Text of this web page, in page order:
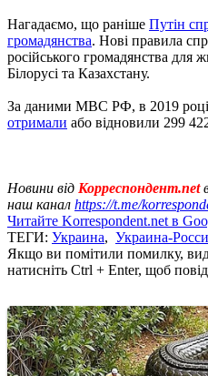
Нагадаємо, що раніше Путін
громадянства. Нові правила
російського громадянства для
Білорусі та Казахстану.
За даними МВС РФ, в 2019 році
отримали або відновили 299
Новини від Корреспондент.net
наш канал https://t.me/
Читайте Korrespondent.net в
ТЕГИ: Украина, Украина-
Якщо ви помітили помилку,
натисніть Ctrl + Enter, щоб